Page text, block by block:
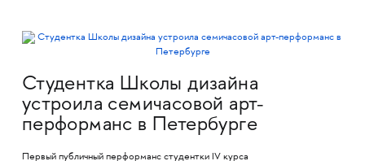
Студентка Школы дизайна
устроила семичасовой арт-
перформанс в Петербурге
Первый публичный перформанс студентки IV курса